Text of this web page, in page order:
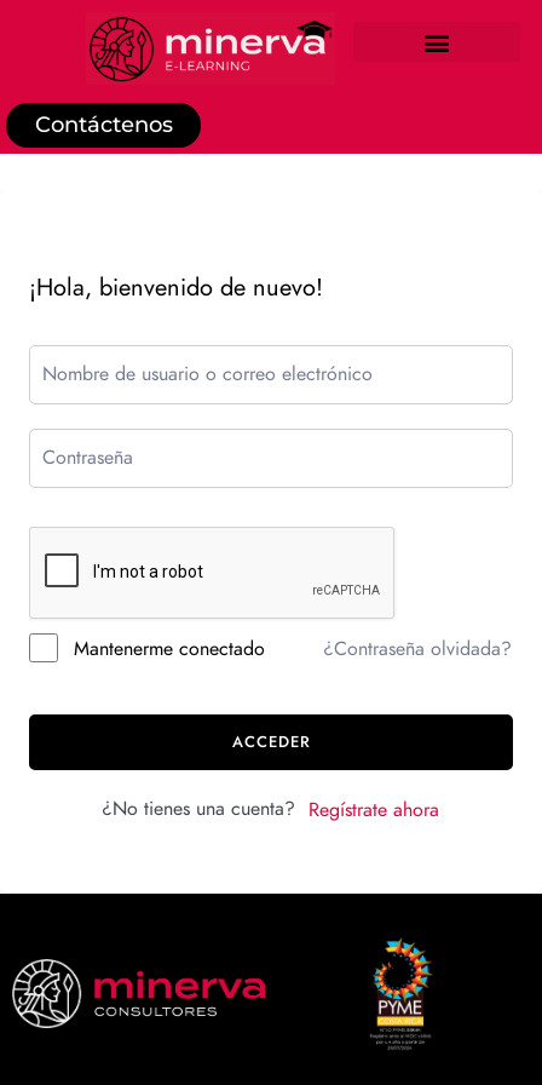
Contáctenos
¡Hola, bienvenido de nuevo!
Mantenerme conectado ¿Contraseña olvidada?
ACCEDER
¿No tienes una cuenta? Regístrate ahora